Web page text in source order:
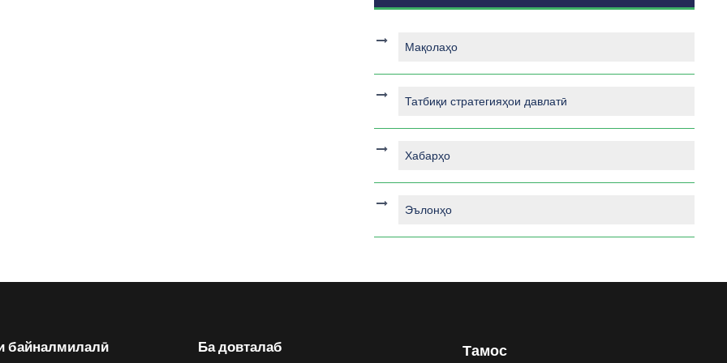
Мақолаҳо
Татбиқи стратегияҳои давлатӣ
Хабарҳо
Эълонҳо
байналмилалӣ Ба довталаб Тамос